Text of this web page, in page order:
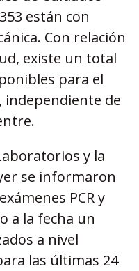
están con
Con relación
existe un total
para el
independiente de
y la
se informaron
PCR y
a la fecha un
a nivel
las últimas 24